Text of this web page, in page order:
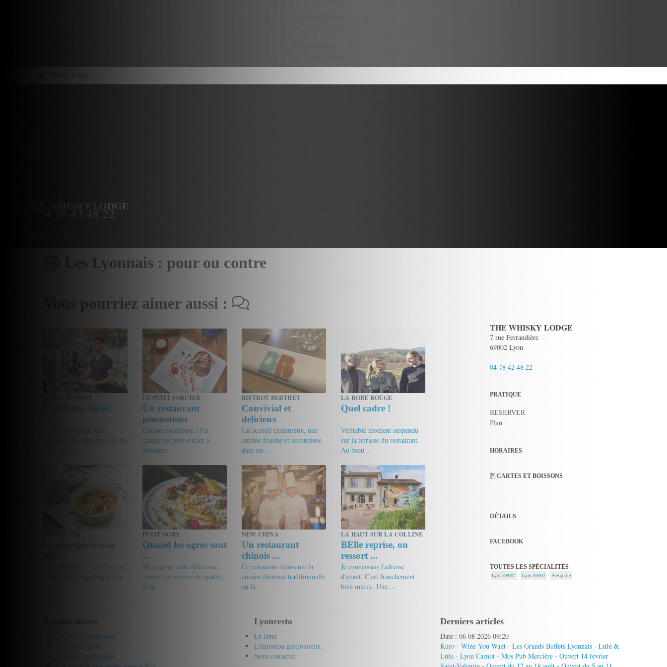
THE WHISKY LODGE
04 78 42 48 22
Les Lyonnais : pour ou contre
Vous pourriez aimer aussi :
Excellente soirée!
Excellente soirée, une
ambiance du tonnerre, à la fin
LE PETIT SORCIER
Un restaurant
prometteur
Cuisine excellente ! J'ai
mangé au petit sorcier à
plusieurs ...
BISTROT BERTHET
Convivial et
delicieux
Un accueil chaleureux, une
cuisine fraîche et savoureuse
dans un ...
LA ROBE ROUGE
Quel cadre !
Véritable moment suspendu
sur la terrasse du restaurant.
Au beau ...
Cuisine généreuse
Ce restaurant est tenu par un
couple fort sympathique à la
PETIT OGRE
Quand les ogres sont
...
Merci pour cette délicieuse
cuisine, ce service de qualité,
et la ...
NEW CHINA
Un restaurant
chinois ...
Ce restaurant réinvente la
cuisine chinoise traditionnelle
en la ...
LA HAUT SUR LA COLLINE
BElle reprise, on
ressort ...
Je connaissais l'adresse
d'avant. C'est franchement
bien mieux. Une ...
THE WHISKY LODGE
7 rue Ferrandière
69002 Lyon
04 78 42 48 22
PRATIQUE
RESERVER
Plan
HORAIRES
CARTES ET BOISSONS
DÉTAILS
FACEBOOK
TOUTES LES SPÉCIALITÉS
Lyon 69002
Lyon 69002 Presqu'île
Espace restaurateur
Être sur le guide
Espace restaurateur
Lyonresto
Le label
L'émission gastronomia
Nous contacter
Derniers articles
Date : 06 08 2026 09:20
Kuro - Wine You Want - Les Grands Buffets Lyonnais - Lulu &
Lulu - Lyon Carnot - Mos Pub Mercière - Ouvert 14 février